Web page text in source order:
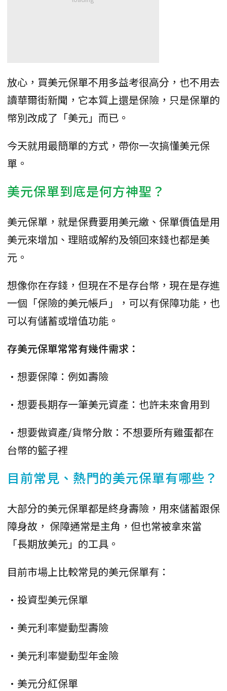
放心，買美元保單不用多益考很高分，也不用去
讀華爾街新聞，它本質上還是保險，只是保單的
幣別改成了「美元」而已。
今天就用最簡單的方式，帶你一次搞懂美元保
單。
美元保單到底是何方神聖？
美元保單，就是保費要用美元繳、保單價值是用
美元來增加、理賠或解約及領回來錢也都是美
元。
想像你在存錢，但現在不是存台幣，現在是存進
一個「保險的美元帳戶」，可以有保障功能，也
可以有儲蓄或增值功能。
存美元保單常常有幾件需求：
•想要保障：例如壽險
•想要長期存一筆美元資產：也許未來會用到
•想要做資產/貨幣分散：不想要所有雞蛋都在
台幣的籃子裡
目前常見、熱門的美元保單有哪些？
大部分的美元保單都是終身壽險，用來儲蓄跟保
障身故， 保障通常是主角，但也常被拿來當
「長期放美元」的工具。
目前市場上比較常見的美元保單有：
•投資型美元保單
•美元利率變動型壽險
•美元利率變動型年金險
•美元分紅保單